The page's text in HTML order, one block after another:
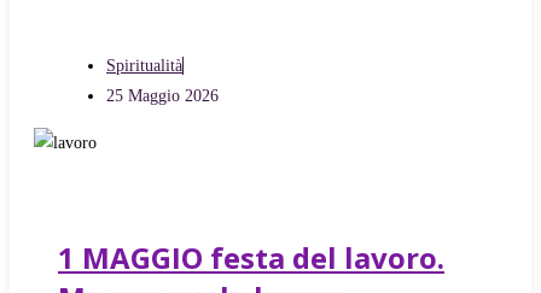
Spiritualità
25 Maggio 2026
1 MAGGIO festa del lavoro.